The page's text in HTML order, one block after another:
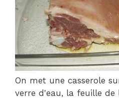
On met une casserole
verre d'eau, la feuille de